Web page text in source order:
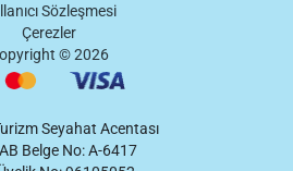
Sözleşmesi
Çerezler
©2026
Seyahat Acentası
Belge No: A-6417